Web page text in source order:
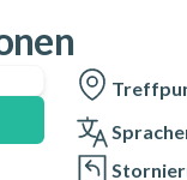
Strömungen, die
Sicherheitsregeln -
der Nähe des
im Meer
zwischen den